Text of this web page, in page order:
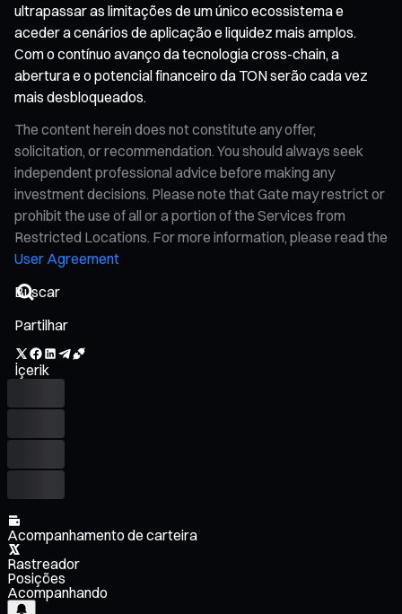
ultrapassar as limitações de um único ecossistema e
aceder a cenários de aplicação e liquidez mais amplos.
Com o contínuo avanço da tecnologia cross-chain, a
abertura e o potencial financeiro da TON serão cada vez
mais desbloqueados.
The content herein does not constitute any offer,
solicitation, or recommendation. You should always seek
independent professional advice before making any
investment decisions. Please note that Gate may restrict or
prohibit the use of all or a portion of the Services from
Restricted Locations. For more information, please read the
User Agreement
Partilhar
İçerik
Acompanhamento de carteira
Rastreador
Posições
Acompanhando